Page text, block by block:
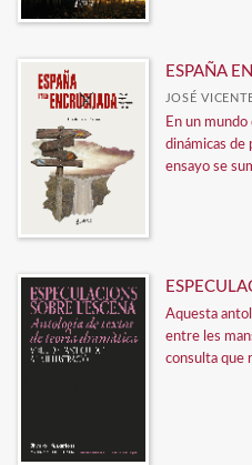
ESPAÑA
JOSÉ
En un
dinámicas de
ensayo se
Aquesta
entre les
consulta que